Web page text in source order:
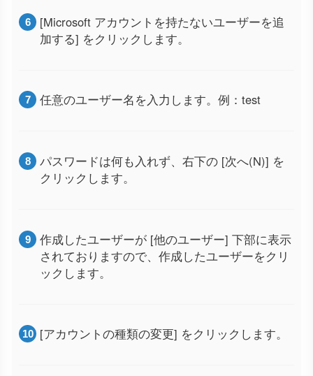
[Microsoft アカウントを持たないユーザーを追
加する] をクリックします。
任意のユーザー名を入力します。例：test
パスワードは何も入れず、右下の [次へ(N)] を
クリックします。
作成したユーザーが [他のユーザー] 下部に表示
されておりますので、作成したユーザーをクリ
ックします。
[アカウントの種類の変更] をクリックします。